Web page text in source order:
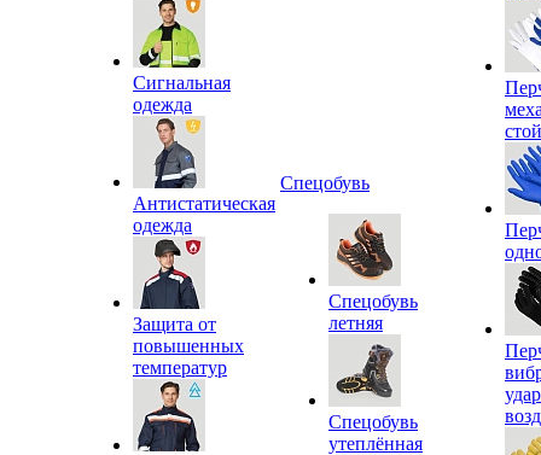
Сигнальная
одежда
Антистатическая
одежда
Защита от
повышенных
температур
Спецобувь
Спецобувь
летняя
Спецобувь
утеплённая